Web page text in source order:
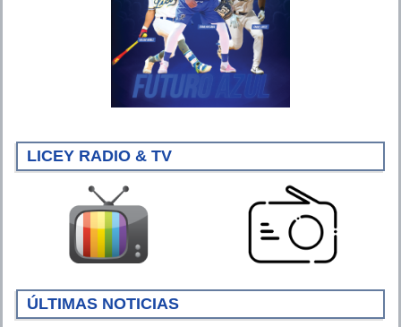
LICEY RADIO & TV
ÚLTIMAS NOTICIAS